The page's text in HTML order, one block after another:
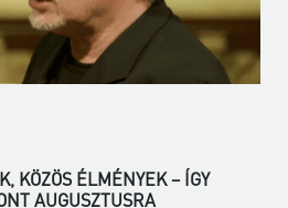
KÖZÖS ÉLMÉNYEK – ÍGY
AUGUSZTUSRA